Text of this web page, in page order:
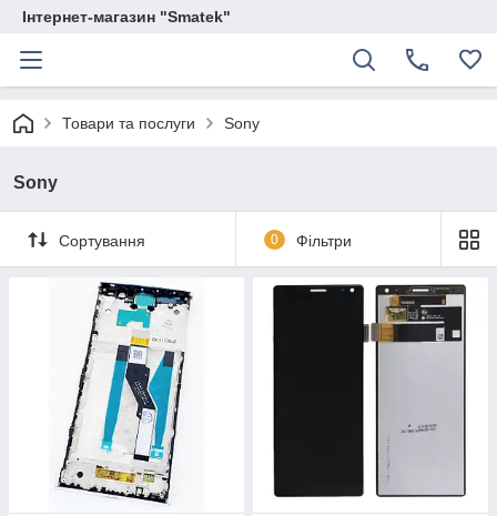
Інтернет-магазин "Smatek"
Товари та послуги Sony
Sony
Сортування 0 Фільтри